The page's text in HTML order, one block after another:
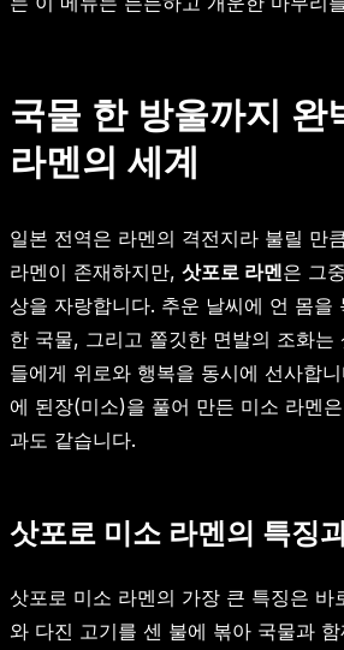
국물 한 방울까지 완
라멘의 세계
일본 전역은 라멘의 격전지라 불릴 만
라멘이 존재하지만, 삿포로 라멘은 그
상을 자랑합니다. 추운 날씨에 언 몸을
한 국물, 그리고 쫄깃한 면발의 조화는
들에게 위로와 행복을 동시에 선사합
에 된장(미소)을 풀어 만든 미소 라멘
과도 같습니다.
삿포로 미소 라멘의 특징
삿포로 미소 라멘의 가장 큰 특징은
와 다진 고기를 센 불에 볶아 국물과